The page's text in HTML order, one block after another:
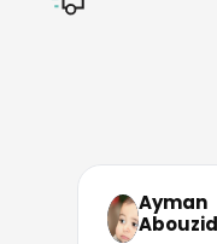
Ayman
Abouzid